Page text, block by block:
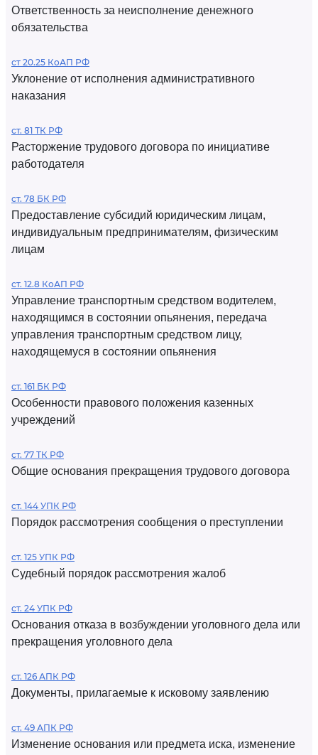
Ответственность за неисполнение денежного
обязательства
ст 20.25 КоАП РФ
Уклонение от исполнения административного
наказания
ст. 81 ТК РФ
Расторжение трудового договора по инициативе
работодателя
ст. 78 БК РФ
Предоставление субсидий юридическим лицам,
индивидуальным предпринимателям, физическим
лицам
ст. 12.8 КоАП РФ
Управление транспортным средством водителем,
находящимся в состоянии опьянения, передача
управления транспортным средством лицу,
находящемуся в состоянии опьянения
ст. 161 БК РФ
Особенности правового положения казенных
учреждений
ст. 77 ТК РФ
Общие основания прекращения трудового договора
ст. 144 УПК РФ
Порядок рассмотрения сообщения о преступлении
ст. 125 УПК РФ
Судебный порядок рассмотрения жалоб
ст. 24 УПК РФ
Основания отказа в возбуждении уголовного дела или
прекращения уголовного дела
ст. 126 АПК РФ
Документы, прилагаемые к исковому заявлению
ст. 49 АПК РФ
Изменение основания или предмета иска, изменение